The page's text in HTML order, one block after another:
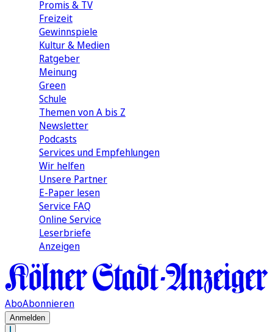
Promis & TV
Freizeit
Gewinnspiele
Kultur & Medien
Ratgeber
Meinung
Green
Schule
Themen von A bis Z
Newsletter
Podcasts
Services und Empfehlungen
Wir helfen
Unsere Partner
E-Paper lesen
Service FAQ
Online Service
Leserbriefe
Anzeigen
AboAbonnieren
Anmelden